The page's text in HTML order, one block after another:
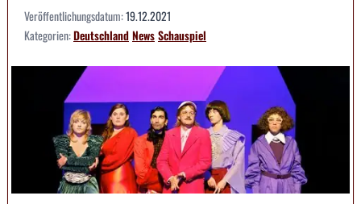
Veröffentlichungsdatum:19.12.2021
Kategorien:DeutschlandNewsSchauspiel